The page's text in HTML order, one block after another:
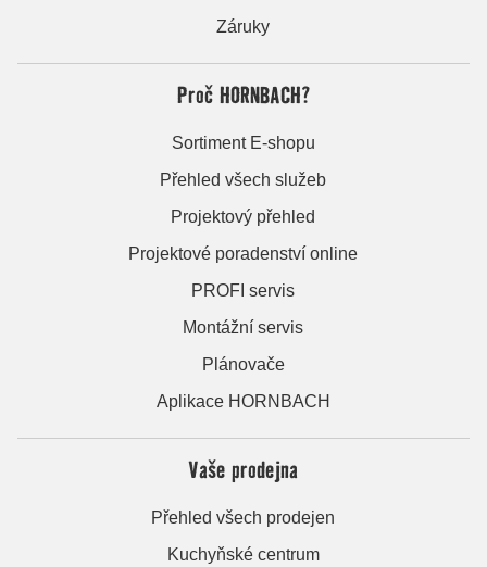
Záruky
Proč HORNBACH?
Sortiment E-shopu
Přehled všech služeb
Projektový přehled
Projektové poradenství online
PROFI servis
Montážní servis
Plánovače
Aplikace HORNBACH
Vaše prodejna
Přehled všech prodejen
Kuchyňské centrum